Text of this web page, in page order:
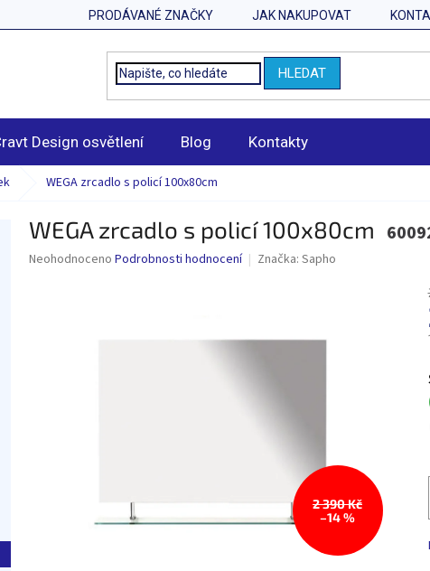
PRODÁVANÉ ZNAČKY JAK NAKUPOVAT
HLEDAT
Design osvětlení Blog Kontakty
WEGA zrcadlo s policí 100x80cm
WEGA zrcadlo s policí 100x80cm
Průměrné
Neohodnoceno Podrobnosti hodnocení Značka: Sapho
2 390 Kč
–14 %